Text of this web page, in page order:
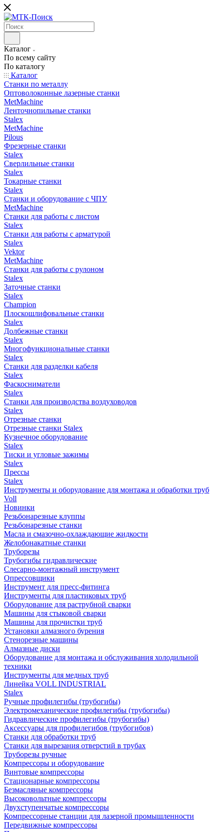
Каталог
По всему сайту
По каталогу
Каталог
Станки по металлу
Оптоволоконные лазерные станки
MetMachine
Ленточнопильные станки
Stalex
MetMachine
Pilous
Фрезерные станки
Stalex
Сверлильные станки
Stalex
Токарные станки
Stalex
Станки и оборудование с ЧПУ
MetMachine
Станки для работы с листом
Stalex
Станки для работы с арматурой
Stalex
Vektor
MetMachine
Станки для работы с рулоном
Stalex
Заточные станки
Stalex
Champion
Плоскошлифовальные станки
Stalex
Долбежные станки
Stalex
Многофункциональные станки
Stalex
Станки для разделки кабеля
Stalex
Фаскосниматели
Stalex
Станки для производства воздуховодов
Stalex
Отрезные станки
Отрезные станки Stalex
Кузнечное оборудование
Stalex
Тиски и угловые зажимы
Stalex
Прессы
Stalex
Инструменты и оборудование для монтажа и обработки труб
Voll
Новинки
Резьбонарезные клуппы
Резьбонарезные станки
Масла и смазочно-охлаждающие жидкости
Желобонакатные станки
Труборезы
Трубогибы гидравлические
Слесарно-монтажный инструмент
Опрессовщики
Инструмент для пресс-фитинга
Инструменты для пластиковых труб
Оборудование для раструбной сварки
Машины для стыковой сварки
Машины для прочистки труб
Установки алмазного бурения
Стенорезные машины
Алмазные диски
Оборудование для монтажа и обслуживания холодильной
техники
Инструменты для медных труб
Линейка VOLL INDUSTRIAL
Stalex
Ручные профилегибы (трубогибы)
Электромеханические профилегибы (трубогибы)
Гидравлические профилегибы (трубогибы)
Аксессуары для профилегибов (трубогибов)
Станки для обработки труб
Станки для вырезания отверстий в трубах
Труборезы ручные
Компрессоры и оборудование
Винтовые компрессоры
Стационарные компрессоры
Безмасляные компрессоры
Высоковольтные компрессоры
Двухступенчатые компрессоры
Компрессорные станции для лазерной промышленности
Передвижные компрессоры